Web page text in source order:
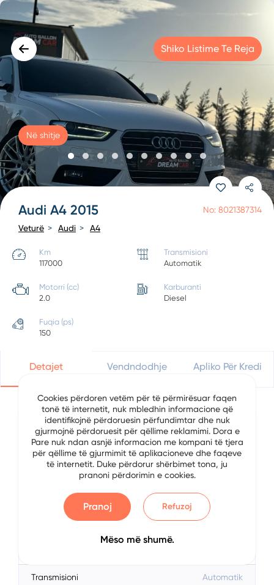
Shiko Listime Te Reja
No: 8021387314
Në shitje
Audi A4 2015
Veturë Audi A4
Km
117000
Transmisioni
Automatik
Motorri (cc)
2.0
Karburanti
Diesel
Fuqia (ps)
150
Detajet Vendndodhje Apliko Për Kredi
Detajet e Automjetit
Data 5/22/2024
Transmisioni Automatik
Cookies përdoren vetëm për të përmirësuar faqen
tonë të internetit, nuk mbledhin informacione që
identifikojnë përdoruesin përfundimtar dhe nuk
gjurmojnë përdoruesit për qëllime reklamimi. Dora e
Pare nuk ndan asnjë informacion me kompani të tjera
për qëllime të gjurmimit të aplikacioneve dhe faqeve
të internetit. Duke përdorur shërbimet tona, ju
pranoni përdorimin e cookies.
Pranoj Refuzoj
Mëso më shumë.